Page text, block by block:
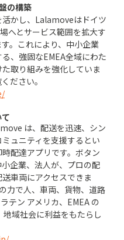
の構築
活かし、Lalamoveはドイツ
へとサービス範囲を拡大す
。これにより、中小企業
、強固なEMEA全域にわた
取り組みを強化していま
ださい。
は、配送を迅速、シン
ュニティを支援するとい
配達アプリです。ボタン
企業、法人が、プロの配
車両にアクセスできま
力で人、車両、貨物、道路
テン アメリカ、EMEA の
域社会に利益をもたらし